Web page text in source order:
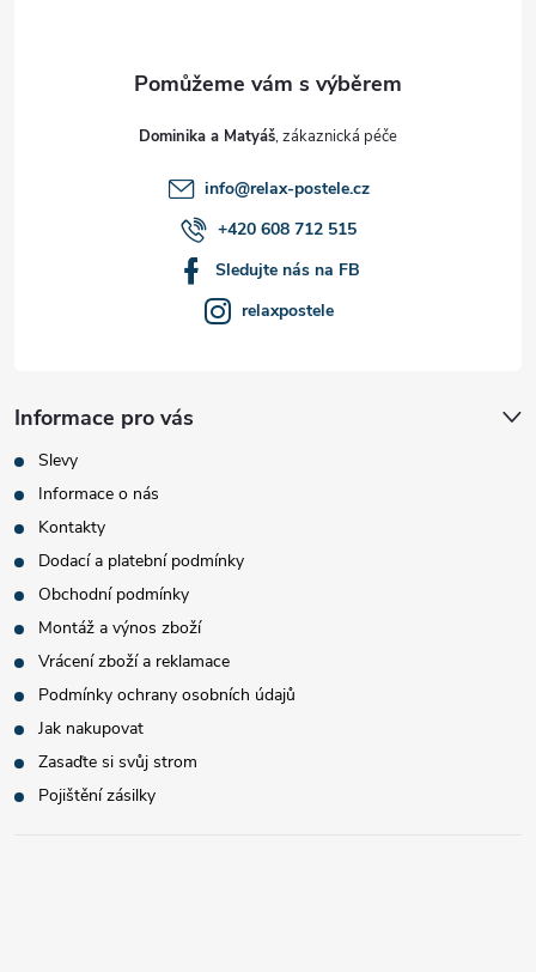
Dominika a Matyáš
info@relax-postele.cz
+420 608 712 515
Sledujte nás na FB
relaxpostele
Informace pro vás
Slevy
Informace o nás
Kontakty
Dodací a platební podmínky
Obchodní podmínky
Montáž a výnos zboží
Vrácení zboží a reklamace
Podmínky ochrany osobních údajů
Jak nakupovat
Zasaďte si svůj strom
Pojištění zásilky